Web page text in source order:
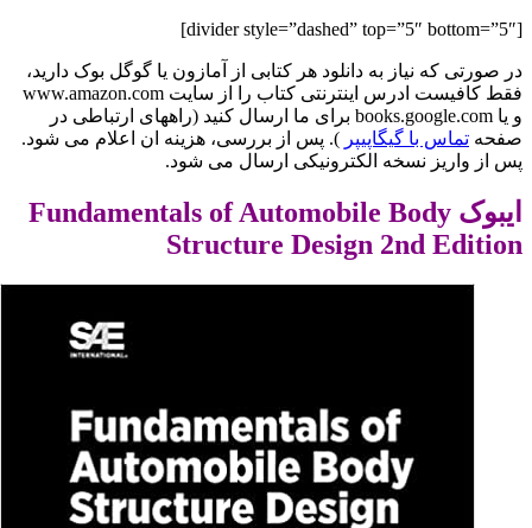
[divider style=”dashed” top=”5″ bottom=”5″]
در صورتی که نیاز به دانلود هر کتابی از آمازون یا گوگل بوک دارید،
فقط کافیست ادرس اینترنتی کتاب را از سایت www.amazon.com
و یا books.google.com برای ما ارسال کنید (راههای ارتباطی در
صفحه تماس با گیگاپیپر ). پس از بررسی، هزینه ان اعلام می شود.
پس از واریز نسخه الکترونیکی ارسال می شود.
ایبوک Fundamentals of Automobile Body
Structure Design 2nd Edition